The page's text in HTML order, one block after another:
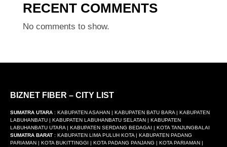
RECENT COMMENTS
No comments to show.
BIZNET FIBER – CITY LIST
SUMATRA UTARA : KABUPATEN ASAHAN | KABUPATEN BATU BARA | KABUPATEN
LABUHANBATU | KABUPATEN LABUHANBATU SELATAN | KABUPATEN
LABUHANBATU UTARA | KABUPATEN SERDANG BEDAGAI | KOTA TANJUNGBALAI
SUMATRA BARAT : KABUPATEN LIMA PULUH KOTA | KABUPATEN PADANG
PARIAMAN | KOTA BUKITTINGGI | KOTA PADANG PANJANG | KOTA PARIAMAN |